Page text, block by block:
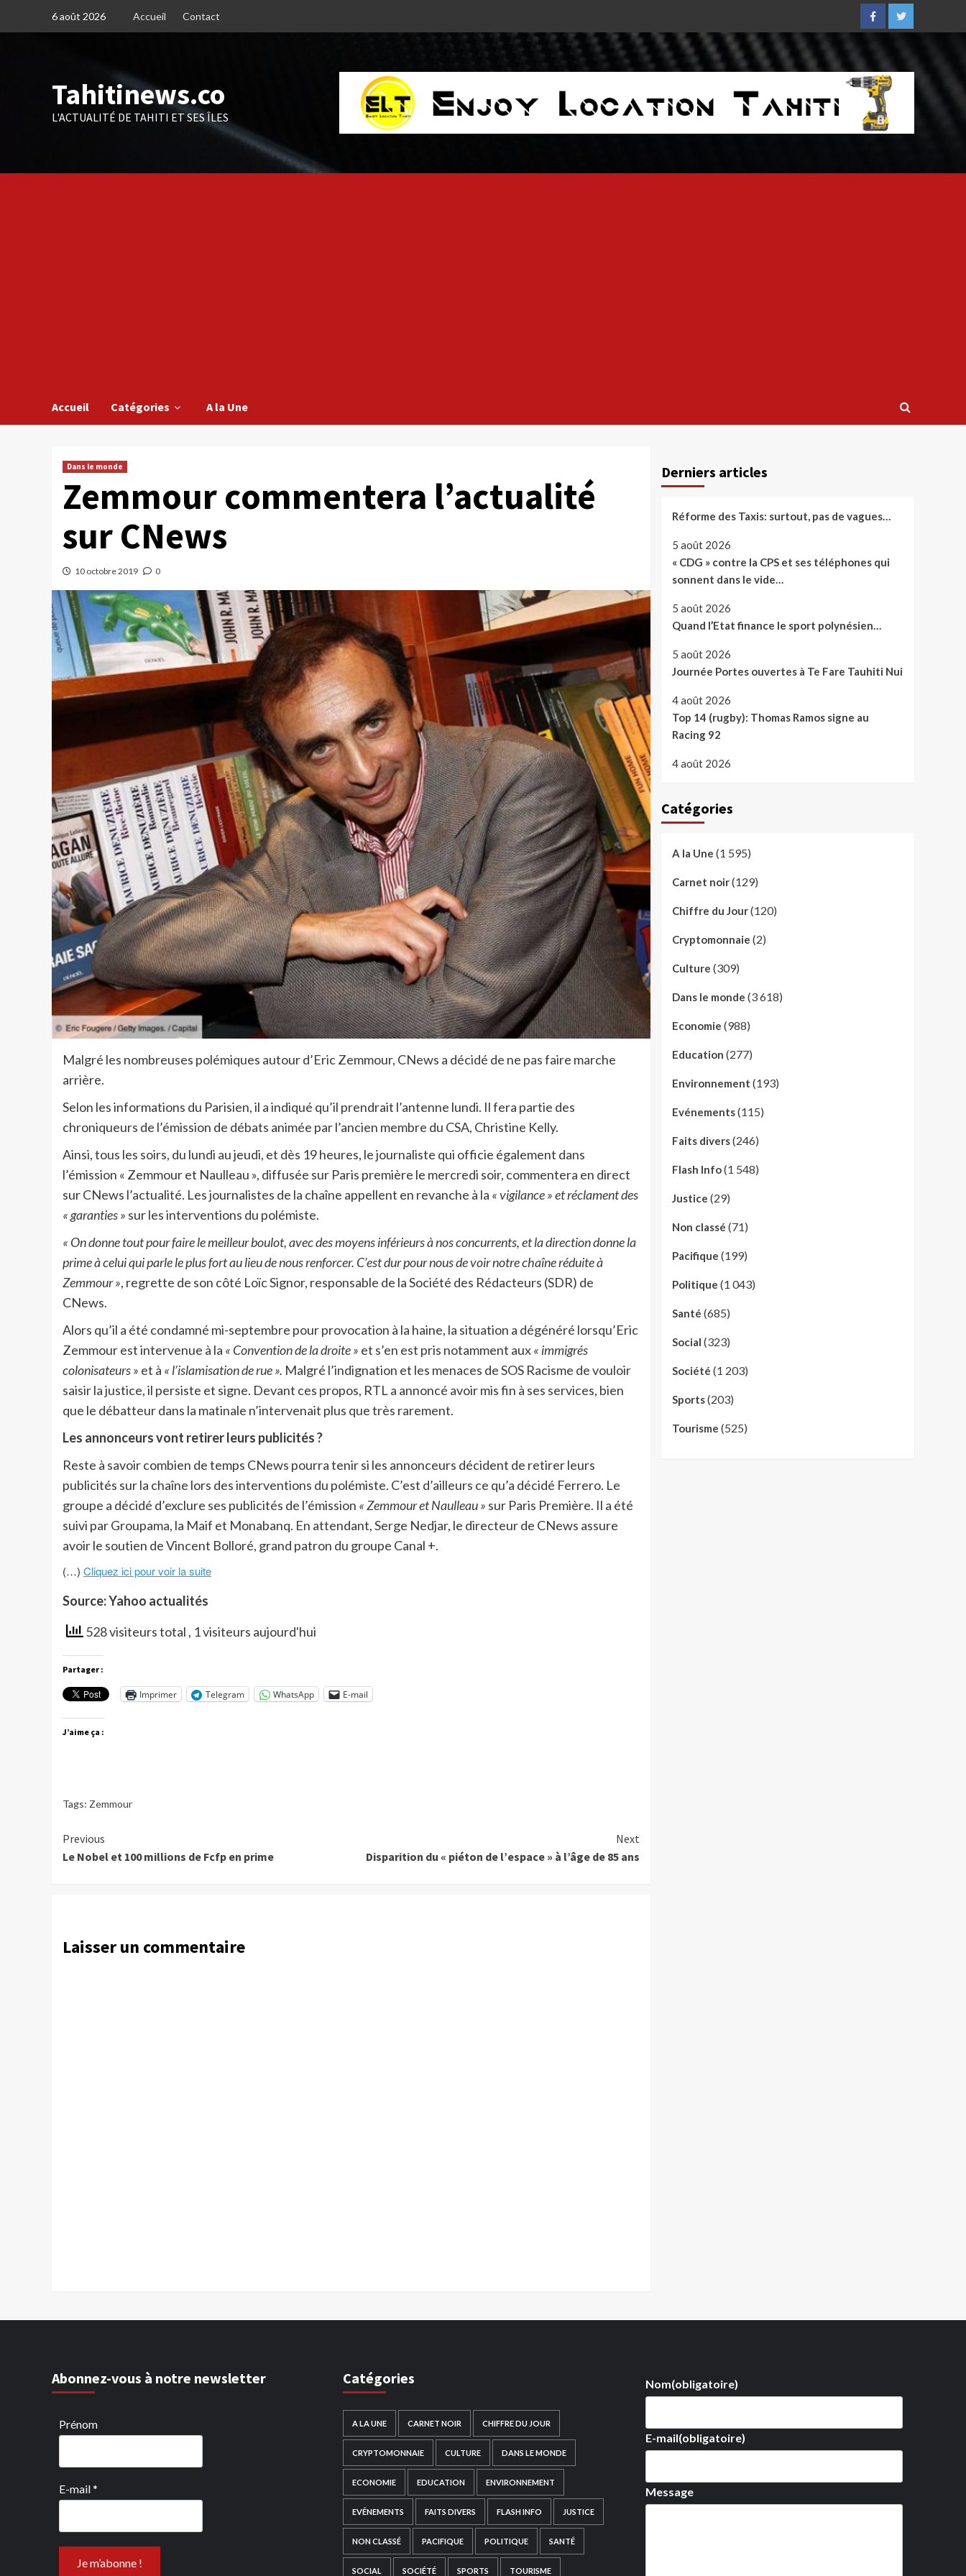
6 août 2026 Accueil Contact
FacebookTwitter
Tahitinews.co
L'ACTUALITÉ DE TAHITI ET SES ÎLES
Accueil Catégories A la Une
Dans le monde
Zemmour commentera l’actualité
sur CNews
10 octobre 2019 0
Malgré les nombreuses polémiques autour d’Eric Zemmour, CNews a décidé de ne pas faire marche
arrière.
Selon les informations du Parisien, il a indiqué qu’il prendrait l’antenne lundi. Il fera partie des
chroniqueurs de l’émission de débats animée par l’ancien membre du CSA, Christine Kelly.
Ainsi, tous les soirs, du lundi au jeudi, et dès 19 heures, le journaliste qui officie également dans
l’émission « Zemmour et Naulleau », diffusée sur Paris première le mercredi soir, commentera en direct
sur CNews l’actualité. Les journalistes de la chaîne appellent en revanche à la « vigilance » et réclament des
« garanties » sur les interventions du polémiste.
« On donne tout pour faire le meilleur boulot, avec des moyens inférieurs à nos concurrents, et la direction donne la
prime à celui qui parle le plus fort au lieu de nous renforcer. C’est dur pour nous de voir notre chaîne réduite à
Zemmour », regrette de son côté Loïc Signor, responsable de la Société des Rédacteurs (SDR) de
CNews.
Alors qu’il a été condamné mi-septembre pour provocation à la haine, la situation a dégénéré lorsqu’Eric
Zemmour est intervenue à la « Convention de la droite » et s’en est pris notamment aux« immigrés
colonisateurs » et à « l’islamisation de rue ». Malgré l’indignation et les menaces de SOS Racisme de vouloir
saisir la justice, il persiste et signe. Devant ces propos, RTL a annoncé avoir mis fin à ses services, bien
que le débatteur dans la matinale n’intervenait plus que très rarement.
Les annonceurs vont retirer leurs publicités ?
Reste à savoir combien de temps CNews pourra tenir si les annonceurs décident de retirer leurs
publicités sur la chaîne lors des interventions du polémiste. C’est d’ailleurs ce qu’a décidé Ferrero. Le
groupe a décidé d’exclure ses publicités de l’émission « Zemmour et Naulleau » sur Paris Première. Il a été
suivi par Groupama, la Maif et Monabanq. En attendant, Serge Nedjar, le directeur de CNews assure
avoir le soutien de Vincent Bolloré, grand patron du groupe Canal +.
(…) Cliquez ici pour voir la suite
Source: Yahoo actualités
528 visiteurs total , 1 visiteurs aujourd'hui
Partager :
Imprimer Telegram WhatsApp E-mail
J’aime ça :
Tags: Zemmour
Continue
Reading
Previous
Le Nobel et 100 millions de Fcfp en prime
Next
Disparition du « piéton de l’espace » à l’âge de 85 ans
Laisser un commentaire
Derniers articles
Réforme des Taxis: surtout, pas de vagues…
5 août 2026
« CDG » contre la CPS et ses téléphones qui
sonnent dans le vide…
5 août 2026
Quand l’Etat finance le sport polynésien…
5 août 2026
Journée Portes ouvertes à Te Fare Tauhiti Nui
4 août 2026
Top 14 (rugby): Thomas Ramos signe au
Racing 92
4 août 2026
Catégories
A la Une (1 595)
Carnet noir(129)
Chiffre du Jour(120)
Cryptomonnaie (2)
Culture (309)
Dans le monde (3 618)
Economie (988)
Education (277)
Environnement (193)
Evénements(115)
Faits divers(246)
Flash Info(1 548)
Justice (29)
Non classé (71)
Pacifique (199)
Politique (1 043)
Santé (685)
Social (323)
Société (1 203)
Sports(203)
Tourisme (525)
Abonnez-vous à notre newsletter
Prénom
E-mail*
Catégories
A LA UNE CARNET NOIR CHIFFRE DU JOUR
CRYPTOMONNAIE CULTURE DANS LE MONDE
ECONOMIE EDUCATION ENVIRONNEMENT
EVÉNEMENTS FAITS DIVERS FLASH INFO JUSTICE
NON CLASSÉ PACIFIQUE POLITIQUE SANTÉ
SOCIAL SOCIÉTÉ SPORTS TOURISME
Nom(obligatoire)
E-mail(obligatoire)
Message